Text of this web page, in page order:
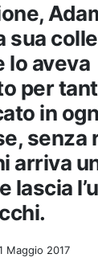
sua
lo aveva
per
in
senza
arriva
lascia
Maggio 2017